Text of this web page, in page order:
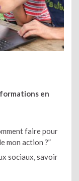
en
faire pour
mon action ?”
sociaux, savoir